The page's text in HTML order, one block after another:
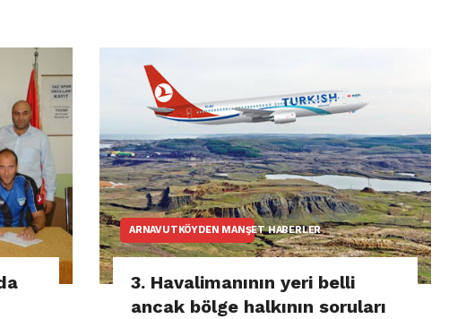
ARNAVUTKÖYDEN MANŞET HABERLER
3. Havalimanının yeri belli
ancak bölge halkının soruları